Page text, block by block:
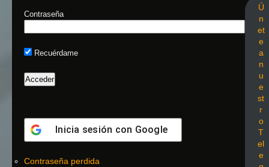
Contraseña
Recuérdame
Inicia sesión con Google
Contraseña perdida
Ú
n
et
e
a
n
u
e
st
r
o
T
el
e